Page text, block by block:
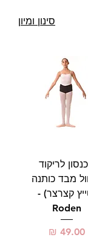
סינון ומיון
לריקוד
מבד כותנה
קצרצר) -
Roden
מחיר